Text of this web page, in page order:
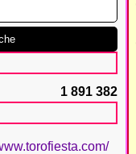
1 891 382